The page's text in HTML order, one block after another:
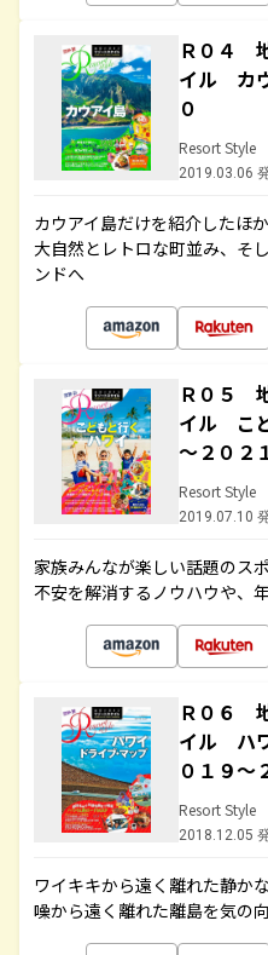
Ｒ０４
イル カ
０
Resort Style
2019.03.06
カウアイ島だけを紹介したほ
大自然とレトロな町並み、そ
ンドへ
Ｒ０５
イル こ
～２０２
Resort Style
2019.07.10
家族みんなが楽しい話題のス
不安を解消するノウハウや、
Ｒ０６
イル ハ
０１９～
Resort Style
2018.12.05
ワイキキから遠く離れた静か
噪から遠く離れた離島を気の